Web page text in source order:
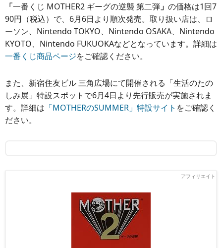
「一番くじ MOTHER2 ギーグの逆襲 第二弾 」 の価格は1回7
90円（税込）で、6月6日より順次発売。取り扱い店は、ロ
ーソン、Nintendo TOKYO、Nintendo OSAKA、Nintendo
KYOTO、Nintendo FUKUOKAなどとなっています。詳細は
一番くじ商品ページをご確認ください。
また、新宿住友ビル 三角広場にて開催される「生活のたの
しみ展」特設スポットで6月4日より先行販売が実施されま
す。詳細は 「MOTHERのSUMMER」特設サイト をご確認く
ださい。